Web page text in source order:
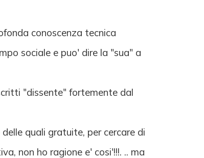
conoscenza tecnica
sociale e puo' dire la "sua" a
"dissente" fortemente dal
quali gratuite, per cercare di
non ho ragione e' cosi'!!!. .. ma